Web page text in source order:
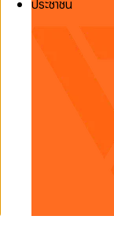
ประชาชน